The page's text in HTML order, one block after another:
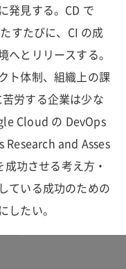
発見する。CD で
すたびに、CI の成
とリリースする。
ト体制、組織上の課
労する企業は少な
Cloud の DevOps
Research and Asses
功させる考え方・
ている成功のための
したい。